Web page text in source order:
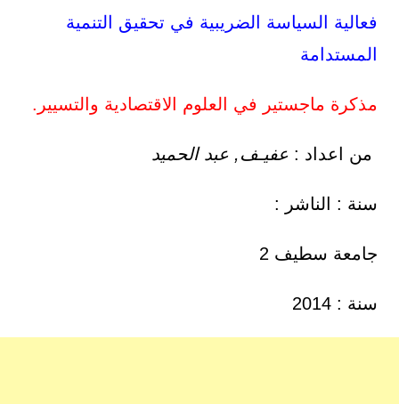
فعالية السياسة الضريبية في تحقيق التنمية
المستدامة
مذكرة ماجستير في العلوم الاقتصادية والتسيير.
من اعداد : عفیـف‬, عبد‬ ‫الحمید‬
سنة : الناشر :
جامعة سطيف 2
سنة : 2014